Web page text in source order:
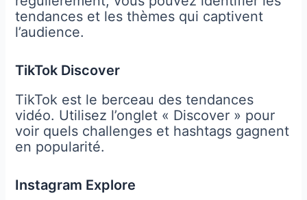
tendances et les thèmes qui captivent
l’audience.
TikTok Discover
TikTok est le berceau des tendances
vidéo. Utilisez l’onglet « Discover » pour
voir quels challenges et hashtags gagnent
en popularité.
Instagram Explore